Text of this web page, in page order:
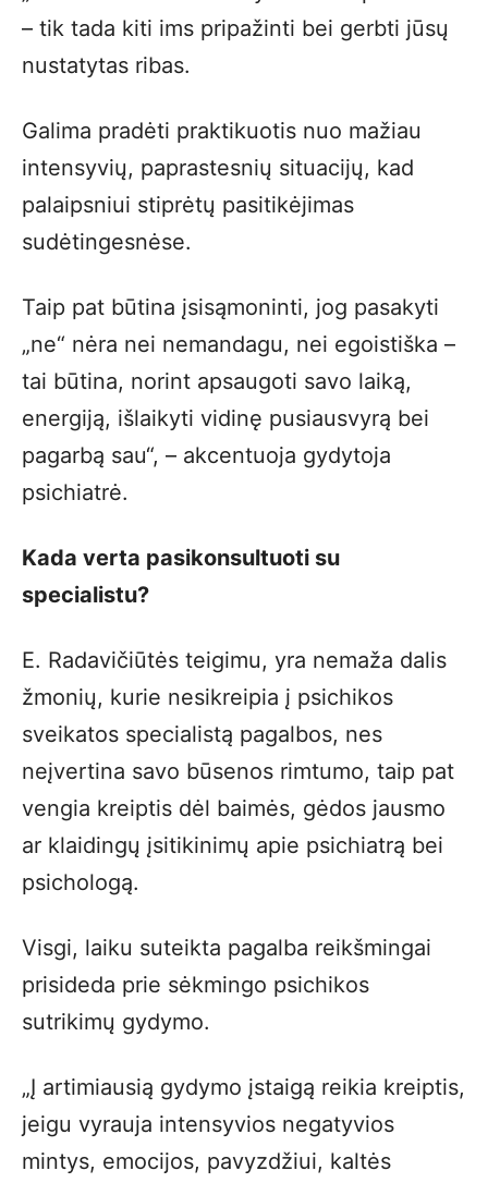
– tik tada kiti ims pripažinti bei gerbti jūsų
nustatytas ribas.
Galima pradėti praktikuotis nuo mažiau
intensyvių, paprastesnių situacijų, kad
palaipsniui stiprėtų pasitikėjimas
sudėtingesnėse.
Taip pat būtina įsisąmoninti, jog pasakyti
„ne“ nėra nei nemandagu, nei egoistiška –
tai būtina, norint apsaugoti savo laiką,
energiją, išlaikyti vidinę pusiausvyrą bei
pagarbą sau“, – akcentuoja gydytoja
psichiatrė.
Kada verta pasikonsultuoti su
specialistu?
E. Radavičiūtės teigimu, yra nemaža dalis
žmonių, kurie nesikreipia į psichikos
sveikatos specialistą pagalbos, nes
neįvertina savo būsenos rimtumo, taip pat
vengia kreiptis dėl baimės, gėdos jausmo
ar klaidingų įsitikinimų apie psichiatrą bei
psichologą.
Visgi, laiku suteikta pagalba reikšmingai
prisideda prie sėkmingo psichikos
sutrikimų gydymo.
„Į artimiausią gydymo įstaigą reikia kreiptis,
jeigu vyrauja intensyvios negatyvios
mintys, emocijos, pavyzdžiui, kaltės